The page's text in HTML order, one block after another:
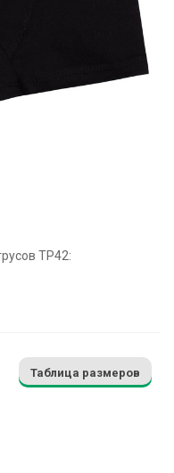
ТР42:
Таблица размеров